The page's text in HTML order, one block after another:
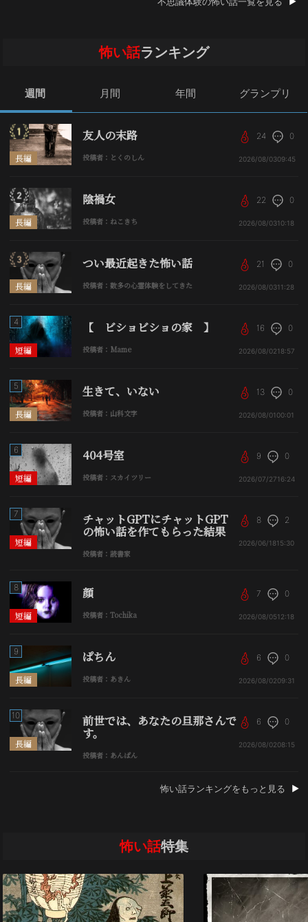
怖い話ランキング
週間 月間 年間 グランプリ
長編
友人の末路
投稿者：とくのしん
24 0
2026/08/0309:45
長編
陰禍女
投稿者：ねこきち
22 0
2026/08/0310:18
長編
つい最近起きた怖い話
投稿者：数多の心霊体験をしてきた
21 0
2026/08/0311:28
短編
4 【 ビショビショの家 】
投稿者：Mame
16 0
2026/08/0218:57
長編
5 生きて、いない
投稿者：山科文字
13 0
2026/08/01 00:01
短編
6 404号室
投稿者：スカイツリー
9 0
2026/07/2716:24
短編
7 チャットGPTにチャットGPT
の怖い話を作てもらった結果
投稿者：読書家
8 2
2026/06/1815:30
短編
8 顔
投稿者：Tochika
7 0
2026/08/0512:18
長編
9 ぱちん
投稿者：あきん
6 0
2026/08/0209:31
長編
10 前世では、あなたの旦那さんで
す。
投稿者：あんぱん
6 0
2026/08/0208:15
怖い話ランキングをもっと見る
怖い話特集